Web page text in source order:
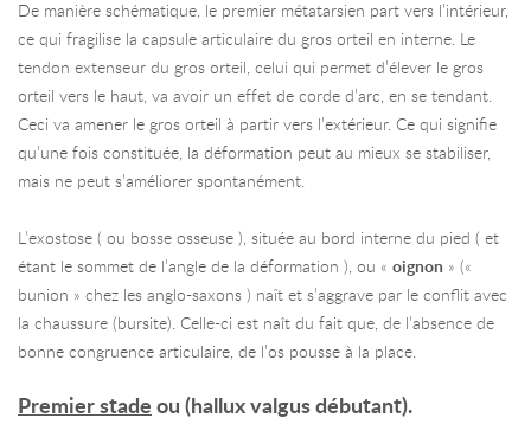
De manière schématique, le premier métatarsien part vers l’intérieur,
ce qui fragilise la capsule articulaire du gros orteil en interne. Le
tendon extenseur du gros orteil, celui qui permet d’élever le gros
orteil vers le haut, va avoir un effet de corde d’arc, en se tendant.
Ceci va amener le gros orteil à partir vers l’extérieur. Ce qui signifie
qu’une fois constituée, la déformation peut au mieux se stabiliser,
mais ne peut s’améliorer spontanément.
L’exostose ( ou bosse osseuse ), située au bord interne du pied ( et
étant le sommet de l’angle de la déformation ), ou « oignon » («
bunion » chez les anglo-saxons ) naît et s’aggrave par le conflit avec
la chaussure (bursite). Celle-ci est naît du fait que, de l’absence de
bonne congruence articulaire, de l’os pousse à la place.
Premier stade ou (hallux valgus débutant).